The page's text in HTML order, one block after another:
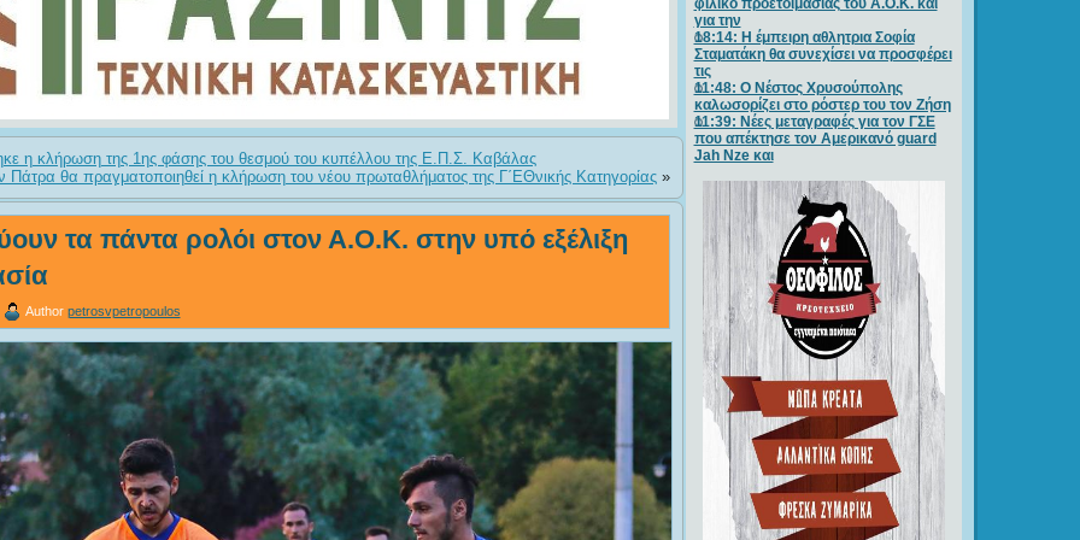
η κλήρωση της 1ης φάσης του θεσμού του κυπέλλου της Ε.Π.Σ. Καβάλας
Πάτρα θα πραγματοποιηθεί η κλήρωση του νέου πρωταθλήματος της Γ΄ΕΘνικής Κατηγορίας»
τα πάντα ρολόι στον Α.Ο.Κ. στην υπό εξέλιξη
Author petrosvpetropoulos
φιλικό προετοιμασίας του Α.Ο.Κ. και
για την
18:14: Η έμπειρη αθλητρια Σοφία
Σταματάκη θα συνεχίσει να προσφέρει
τις
11:48: Ο Νέστος Χρυσούπολης
καλωσορίζει στο ρόστερ του τον Ζήση
11:39: Νέες μεταγραφές για τον ΓΣE
που απέκτησε τον Αμερικανό guard
Jah Nze και